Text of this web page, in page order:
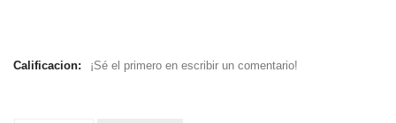
Calificacion: ¡Sé el primero en escribir un comentario!